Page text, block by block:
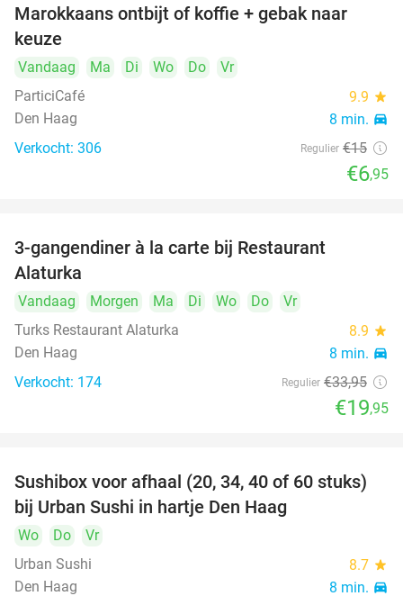
Marokkaans ontbijt of koffie + gebak naar
keuze
Vandaag Ma Di Wo Do
Vr
ParticiCafé
9.9 star
Den Haag 8 min. directions_car
Verkocht: 306 Regulier €15
€6,95
3-gangendiner à la carte bij Restaurant
Alaturka
Vandaag Morgen Ma Di Wo Do
Vr
Turks Restaurant Alaturka
8.9 star
Den Haag 8 min. directions_car
Verkocht: 174 Regulier €33,95
€19,95
49%
Sushibox voor afhaal (20, 34, 40 of 60 stuks)
bij Urban Sushi in hartje Den Haag
Wo Do
Vr
Urban Sushi
8.7 star
Den Haag 8 min. directions_car